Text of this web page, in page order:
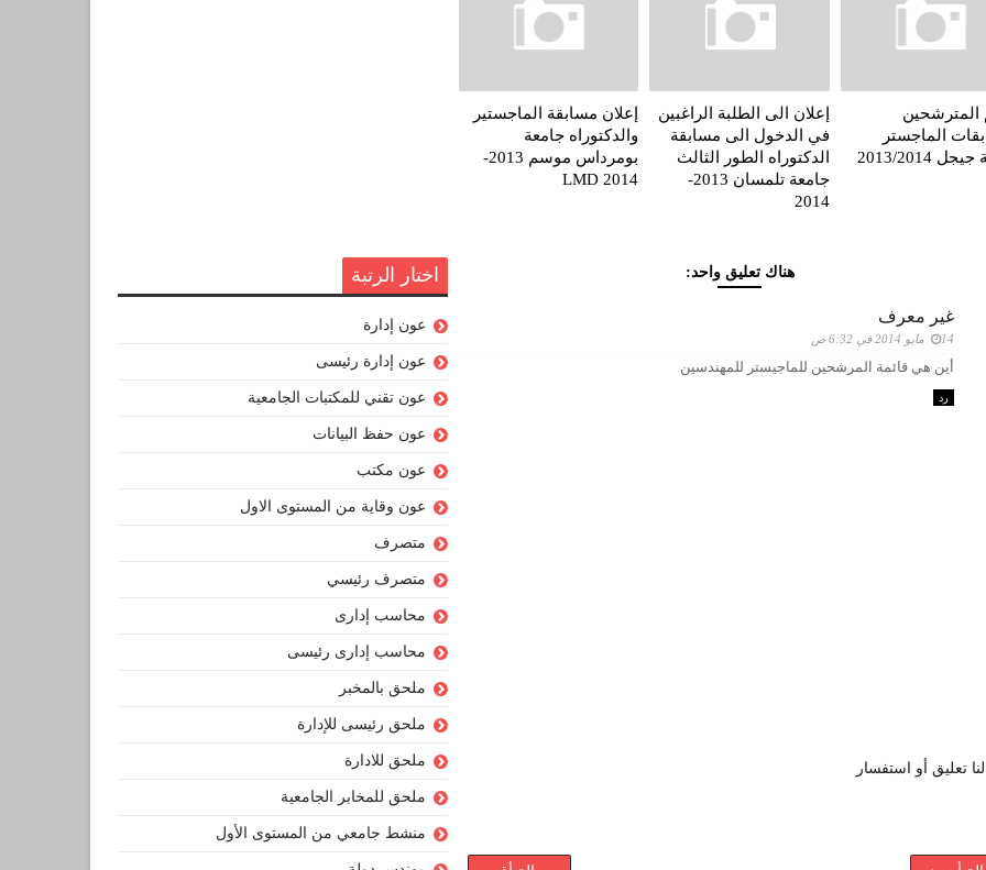
المترشحين
الماجستر
2013/2014
إعلان الى الطلبة الراغبين
في الدخول الى مسابقة
الدكتوراه الطور الثالث
جامعة تلمسان 2013-
2014
إعلان مسابقة الماجستير
والدكتوراه جامعة
بومرداس موسم 2013-
LMD 2014
هناك تعليق واحد:
غير معرف
14 مايو 2014 في 6:32 ص
أين هي قائمة المرشحين للماجيستر للمهندسين
رد
تعليق أو استفسار
اختار الرتبة
عون إدارة
عون إدارة رئيسى
عون تقني للمكتبات الجامعية
عون حفظ البيانات
عون مكتب
عون وقاية من المستوى الاول
متصرف
متصرف رئيسي
محاسب إدارى
محاسب إدارى رئيسى
ملحق بالمخبر
ملحق رئيسى للإدارة
ملحق للادارة
ملحق للمخابر الجامعية
منشط جامعي من المستوى الأول